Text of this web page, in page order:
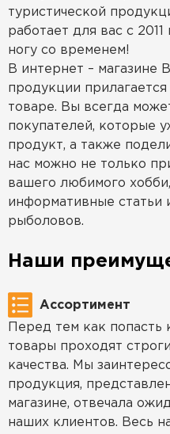
туристической
работает для вас с
ногу со временем!
В интернет – магазине
продукции
товаре. Вы всегда
покупателей, которые
продукт, а также
нас можно не только
вашего любимого
информативные статьи
рыболовов.
Наши
Ассортимент
Перед тем как попасть
товары проходят
качества. Мы
продукция,
магазине, отвечала
наших клиентов. Весь